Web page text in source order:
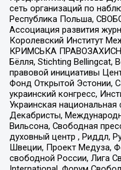
сеть организаций по
Республика Польша,
Ассоциация развития
Королевский Институт
КРИМСЬКА
Бёлля, Stichting Bellingcat,
правовой инициативы
Фонд Открытой Эстонии,
украинский конгресс,
Украинская
Декабристы,
Вильсона, Свободная
духовный центр , Риддл,
Швеции, Проект Медуза,
свободной России, Лига